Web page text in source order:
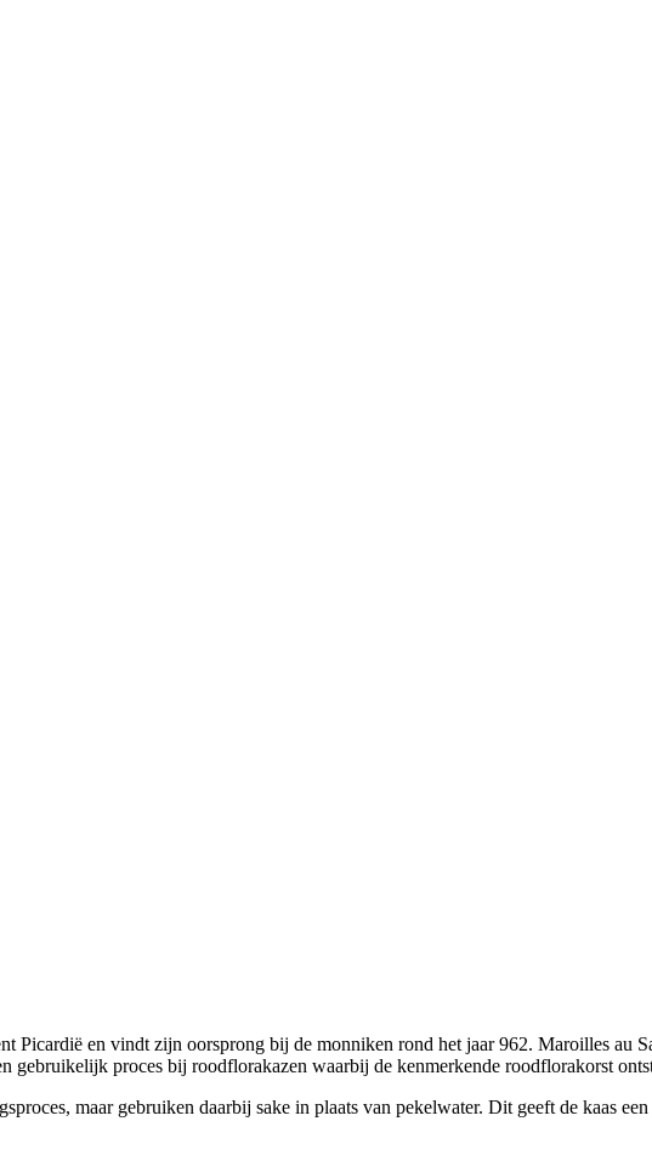
Picardië en vindt zijn oorsprong bij de monniken rond het jaar 962. Maroilles au
gebruikelijk proces bij roodflorakazen waarbij de kenmerkende roodflorakorst
maar gebruiken daarbij sake in plaats van pekelwater. Dit geeft de kaas